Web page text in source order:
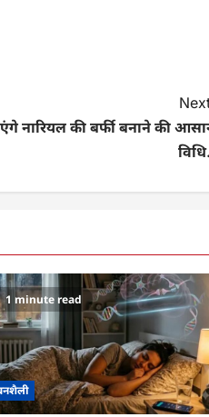
नारियल की बर्फी बनाने की
1 minute read